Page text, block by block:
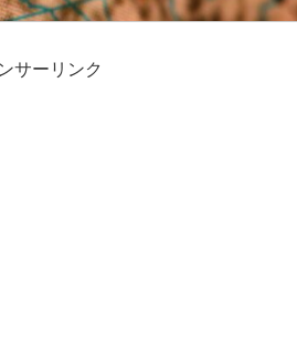
サーリンク